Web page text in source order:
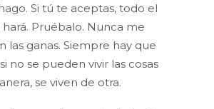
Si tú te aceptas, todo el
Pruébalo. Nunca me
las ganas. Siempre hay que
no se pueden vivir las cosas
se viven de otra.